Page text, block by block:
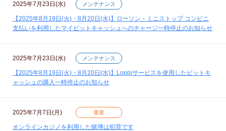
2025年7月23日(水) メンテナンス
【2025年8月19日(火)・8月20日(水)】ローソン・ミニストップ コンビニ
支払いを利用したマイビットキャッシュへのチャージ一時停止のお知らせ
2025年7月23日(水) メンテナンス
【2025年8月19日(火)・8月20日(水)】Loppiサービスを使用したビットキ
ャッシュの購入一時停止のお知らせ
2025年7月7日(月) 重要
オンラインカジノを利用した賭博は犯罪です